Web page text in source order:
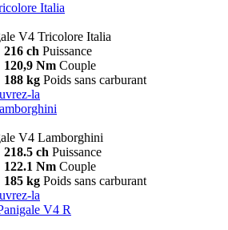
Italia
V4 Tricolore Italia
216 ch Puissance
120,9 Nm Couple
188 kg Poids sans carburant
la
V4 Lamborghini
218.5 ch Puissance
122.1 Nm Couple
185 kg Poids sans carburant
la
V4 R